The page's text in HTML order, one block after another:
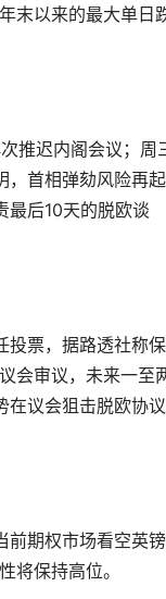
末以来的最大单日
推迟内阁会议；周
，首相弹劾风险再
后10天的脱欧谈
投票，据路透社称
会审议，未来一至
在议会狙击脱欧协
前期权市场看空英
将保持高位。